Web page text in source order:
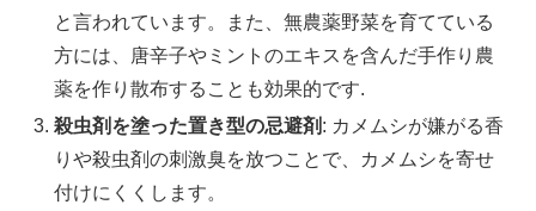
と言われています。また、無農薬野菜を育てている
方には、唐辛子やミントのエキスを含んだ手作り農
薬を作り散布することも効果的です.
殺虫剤を塗った置き型の忌避剤 : カメムシが嫌がる香
りや殺虫剤の刺激臭を放つことで、カメムシを寄せ
付けにくくします。